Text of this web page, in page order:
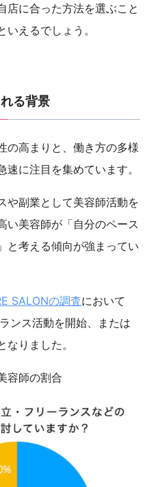
店に合った方法を選ぶこと
えるでしょう。
る背景
の高まりと、働き方の多様
に注目を集めています。
や副業として美容師活動を
い美容師が「自分のペース
と考える傾向が強まってい
SALONの調査において
ンス活動を開始、または
りました。
容師の割合